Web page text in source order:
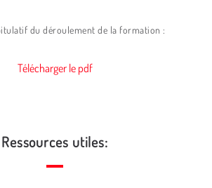
du déroulement de la formation :
Télécharger le pdf
Ressources utiles: